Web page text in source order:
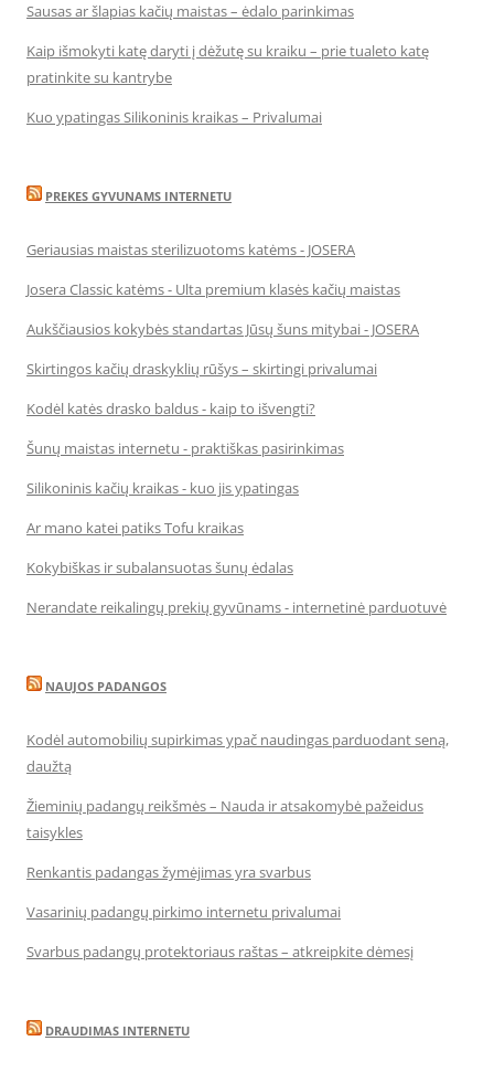
Sausas ar šlapias kačių maistas – ėdalo parinkimas
Kaip išmokyti katę daryti į dėžutę su kraiku – prie tualeto katę
pratinkite su kantrybe
Kuo ypatingas Silikoninis kraikas – Privalumai
PREKES GYVUNAMS INTERNETU
Geriausias maistas sterilizuotoms katėms - JOSERA
Josera Classic katėms - Ulta premium klasės kačių maistas
Aukščiausios kokybės standartas Jūsų šuns mitybai - JOSERA
Skirtingos kačių draskyklių rūšys – skirtingi privalumai
Kodėl katės drasko baldus - kaip to išvengti?
Šunų maistas internetu - praktiškas pasirinkimas
Silikoninis kačių kraikas - kuo jis ypatingas
Ar mano katei patiks Tofu kraikas
Kokybiškas ir subalansuotas šunų ėdalas
Nerandate reikalingų prekių gyvūnams - internetinė parduotuvė
NAUJOS PADANGOS
Kodėl automobilių supirkimas ypač naudingas parduodant seną,
daužtą
Žieminių padangų reikšmės – Nauda ir atsakomybė pažeidus
taisykles
Renkantis padangas žymėjimas yra svarbus
Vasarinių padangų pirkimo internetu privalumai
Svarbus padangų protektoriaus raštas – atkreipkite dėmesį
DRAUDIMAS INTERNETU